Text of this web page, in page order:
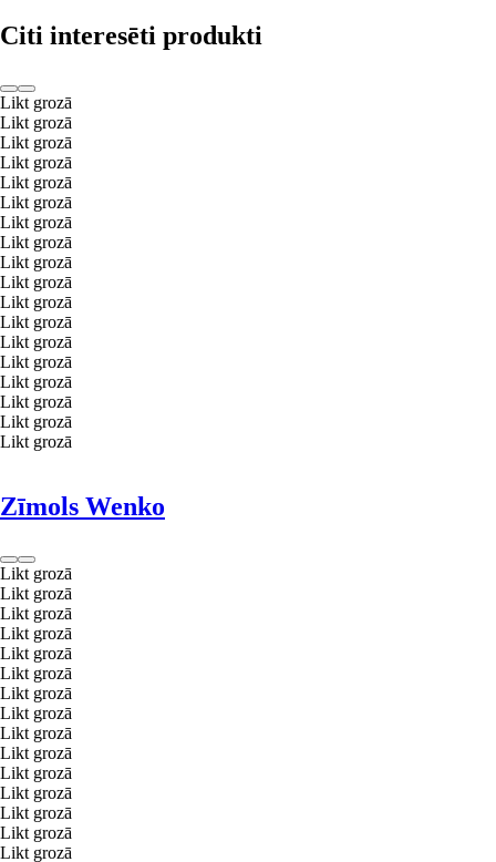
Citi interesēti produkti
Likt grozā
Likt grozā
Likt grozā
Likt grozā
Likt grozā
Likt grozā
Likt grozā
Likt grozā
Likt grozā
Likt grozā
Likt grozā
Likt grozā
Likt grozā
Likt grozā
Likt grozā
Likt grozā
Likt grozā
Likt grozā
Zīmols Wenko
Likt grozā
Likt grozā
Likt grozā
Likt grozā
Likt grozā
Likt grozā
Likt grozā
Likt grozā
Likt grozā
Likt grozā
Likt grozā
Likt grozā
Likt grozā
Likt grozā
Likt grozā